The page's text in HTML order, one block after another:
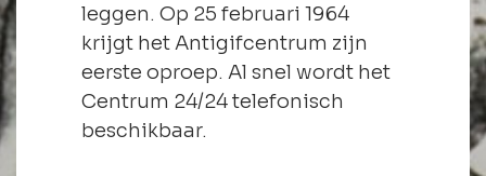
leggen. Op 25 februari 1964
krijgt het Antigifcentrum zijn
eerste oproep. Al snel wordt het
Centrum 24/24 telefonisch
beschikbaar.